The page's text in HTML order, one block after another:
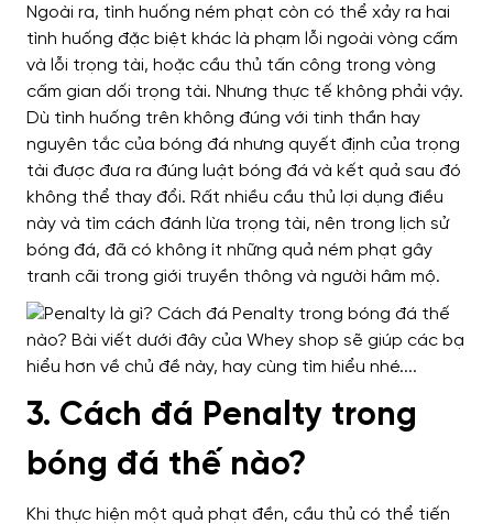
Ngoài ra, tình huống ném phạt còn có thể xảy ra hai
tình huống đặc biệt khác là phạm lỗi ngoài vòng cấm
và lỗi trọng tài, hoặc cầu thủ tấn công trong vòng
cấm gian dối trọng tài. Nhưng thực tế không phải vậy.
Dù tình huống trên không đúng với tinh thần hay
nguyên tắc của bóng đá nhưng quyết định của trọng
tài được đưa ra đúng luật bóng đá và kết quả sau đó
không thể thay đổi. Rất nhiều cầu thủ lợi dụng điều
này và tìm cách đánh lừa trọng tài, nên trong lịch sử
bóng đá, đã có không ít những quả ném phạt gây
tranh cãi trong giới truyền thông và người hâm mộ.
3. Cách đá Penalty trong
bóng đá thế nào?
Khi thực hiện một quả phạt đền, cầu thủ có thể tiến